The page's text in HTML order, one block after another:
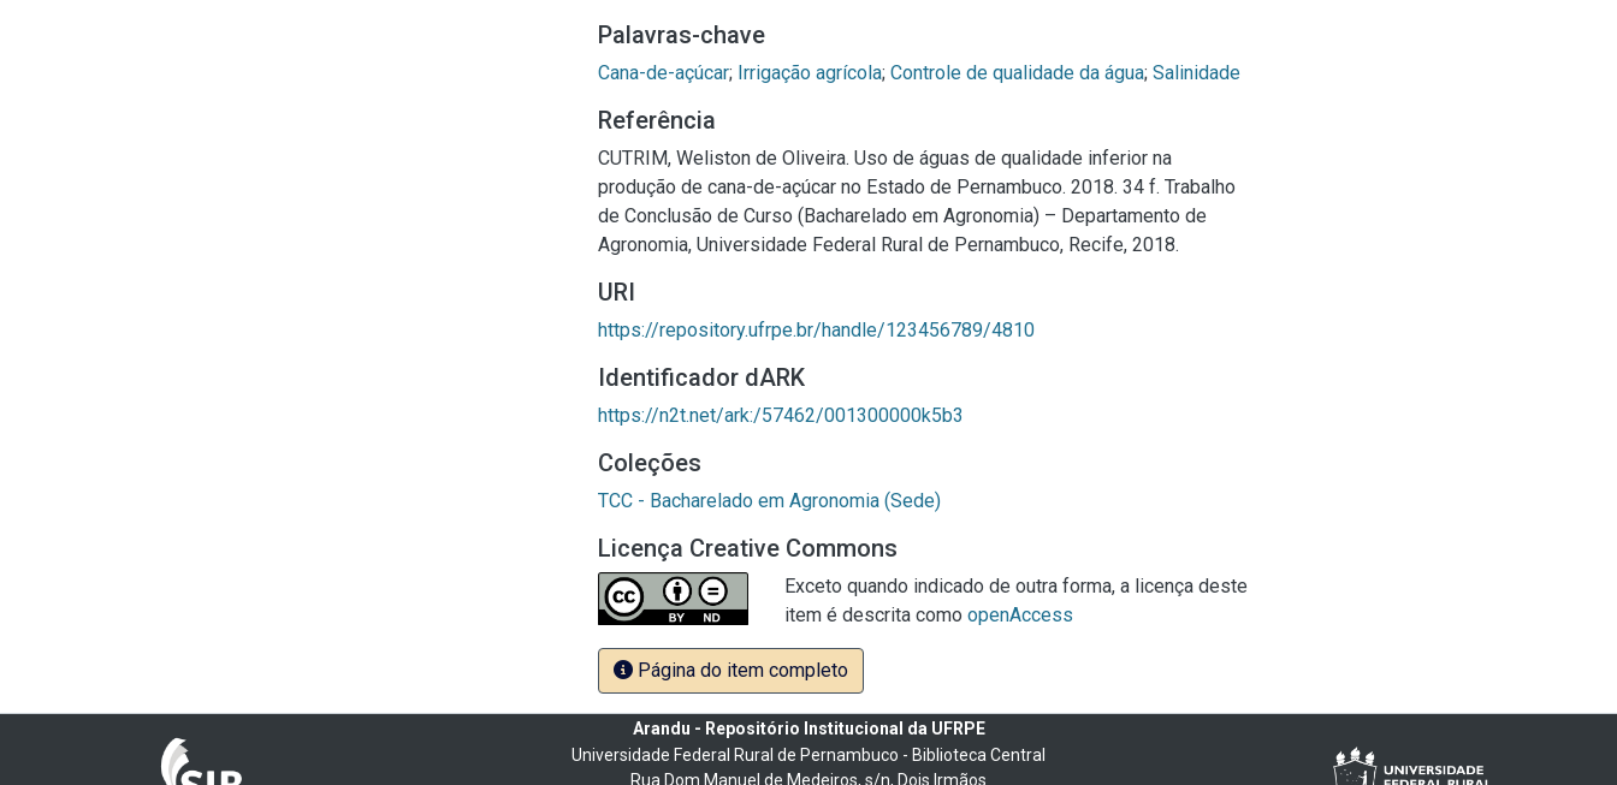
Palavras-chave
Cana-de-açúcar; Irrigação agrícola; Controle de qualidade da água; Salinidade
Referência
CUTRIM, Weliston de Oliveira. Uso de águas de qualidade inferior na
produção de cana-de-açúcar no Estado de Pernambuco. 2018. 34 f. Trabalho
de Conclusão de Curso (Bacharelado em Agronomia) – Departamento de
Agronomia, Universidade Federal Rural de Pernambuco, Recife, 2018.
URI
https://repository.ufrpe.br/handle/123456789/4810
Identificador dARK
https://n2t.net/ark:/57462/001300000k5b3
Coleções
TCC - Bacharelado em Agronomia (Sede)
Licença Creative Commons
Exceto quando indicado de outra forma, a licença deste
item é descrita como openAccess
Página do item completo
Arandu - Repositório Institucional da UFRPE
Universidade Federal Rural de Pernambuco - Biblioteca Central
Rua Dom Manuel de Medeiros, s/n, Dois Irmãos